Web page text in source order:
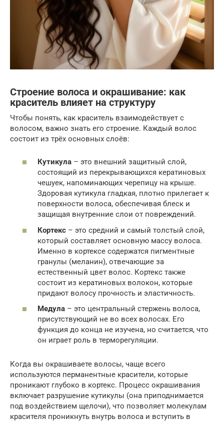
Строение волоса и окрашивание: как
краситель влияет на структуру
Чтобы понять, как краситель взаимодействует с
волосом, важно знать его строение. Каждый волос
состоит из трёх основных слоёв:
Кутикула – это внешний защитный слой,
состоящий из перекрывающихся кератиновых
чешуек, напоминающих черепицу на крыше.
Здоровая кутикула гладкая, плотно прилегает к
поверхности волоса, обеспечивая блеск и
защищая внутренние слои от повреждений.
Кортекс – это средний и самый толстый слой,
который составляет основную массу волоса.
Именно в кортексе содержатся пигментные
гранулы (меланин), отвечающие за
естественный цвет волос. Кортекс также
состоит из кератиновых волокон, которые
придают волосу прочность и эластичность.
Медула – это центральный стержень волоса,
присутствующий не во всех волосах. Его
функция до конца не изучена, но считается, что
он играет роль в терморегуляции.
Когда вы окрашиваете волосы, чаще всего
используются перманентные красители, которые
проникают глубоко в кортекс. Процесс окрашивания
включает разрушение кутикулы (она приподнимается
под воздействием щелочи), что позволяет молекулам
красителя проникнуть внутрь волоса и вступить в